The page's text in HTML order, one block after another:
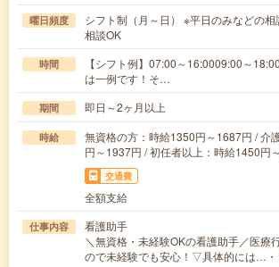
曜日頻度
シフト制（月～日） ※平日のみなどの
相談OK
時間
【シフト例】07:00～16:0009:00～
は一例です！そ…
期間 即日～2ヶ月以上
時給
無資格の方：時給1350円～1687円 / 介
円～1937円 / 初任者以上：時給1450円
交通費
全額支給
仕事内容
看護助手
＼無資格・未経験OKの看護助手／医療
ので未経験でも安心！▽具体的には…